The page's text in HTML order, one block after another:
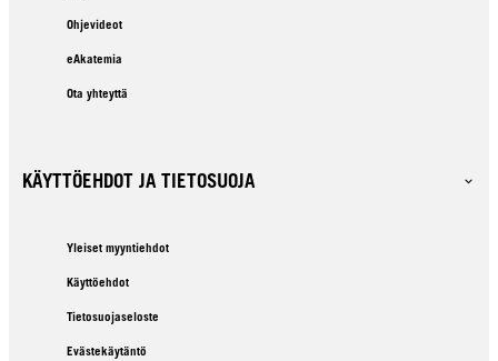
Ohjevideot
eAkatemia
Ota yhteyttä
KÄYTTÖEHDOT JA TIETOSUOJA
Yleiset myyntiehdot
Käyttöehdot
Tietosuojaseloste
Evästekäytäntö